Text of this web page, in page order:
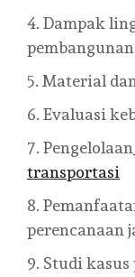
Dampak
Material dan
Evaluasi
Pengelolaan
transportasi
perencanaan
Studi